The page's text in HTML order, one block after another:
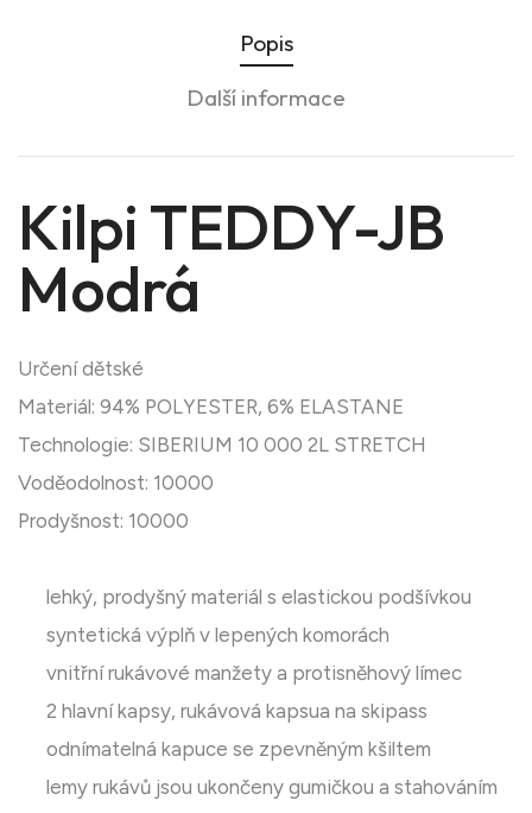
Popis
Další informace
Kilpi TEDDY-JB
Modrá
Určení dětské
Materiál: 94% POLYESTER, 6% ELASTANE
Technologie: SIBERIUM 10 000 2L STRETCH
Voděodolnost: 10000
Prodyšnost: 10000
lehký, prodyšný materiál s elastickou podšívkou
syntetická výplň v lepených komorách
vnitřní rukávové manžety a protisněhový límec
2 hlavní kapsy, rukávová kapsua na skipass
odnímatelná kapuce se zpevněným kšiltem
lemy rukávů jsou ukončeny gumičkou a stahováním